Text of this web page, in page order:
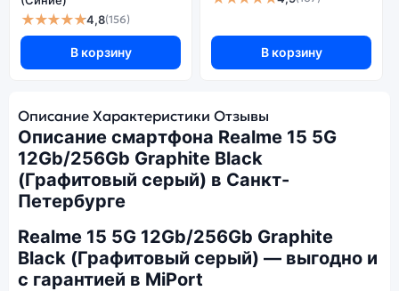
★★★★★4,8(156)
В корзину В корзину
Описание Характеристики Отзывы
Описание смартфона Realme 15 5G
12Gb/256Gb Graphite Black
(Графитовый серый) в Санкт-
Петербурге
Realme 15 5G 12Gb/256Gb Graphite
Black (Графитовый серый) — выгодно и
с гарантией в MiPort